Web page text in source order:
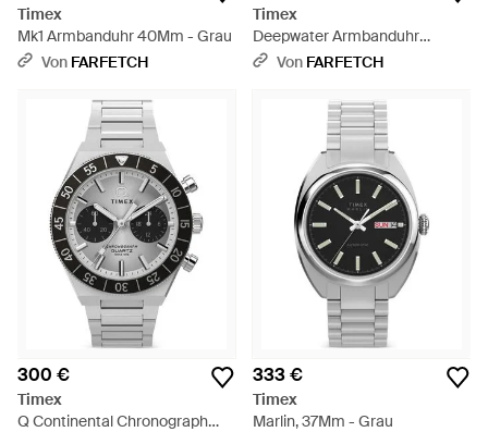
Timex
Mk1 Armbanduhr 40Mm - Grau
Von FARFETCH
Timex
Deepwater Armbanduhr
40,5Mm - Grau
Von FARFETCH
300 €
Timex
Q Continental Chronograph
333 €
Timex
Marlin, 37Mm - Grau